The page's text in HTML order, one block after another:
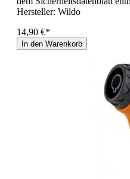
Hersteller: Wildo
14,90 €*
In den Warenkorb